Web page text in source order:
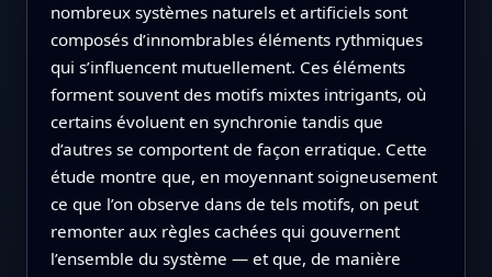
nombreux systèmes naturels et artificiels sont
composés d’innombrables éléments rythmiques
qui s’influencent mutuellement. Ces éléments
forment souvent des motifs mixtes intrigants, où
certains évoluent en synchronie tandis que
d’autres se comportent de façon erratique. Cette
étude montre que, en moyennant soigneusement
ce que l’on observe dans de tels motifs, on peut
remonter aux règles cachées qui gouvernent
l’ensemble du système — et que, de manière